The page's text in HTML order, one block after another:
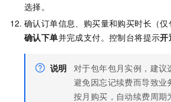
选择。
确认订单信息、购买量和购买时长（
确认下单并完成支付。控制台将提示开
说明 对于包年包月实例，建议
避免因忘记续费而导致业
按月购买，自动续费周期